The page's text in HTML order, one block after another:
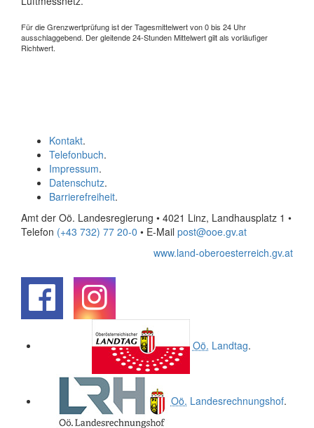
Für die Grenzwertprüfung ist der Tagesmittelwert von 0 bis 24 Uhr
ausschlaggebend. Der gleitende 24-Stunden Mittelwert gilt als vorläufiger
Richtwert.
Kontakt.
Telefonbuch.
Impressum.
Datenschutz.
Barrierefreiheit.
Amt der Oö. Landesregierung • 4021 Linz, Landhausplatz 1 •
Telefon (+43 732) 77 20-0 • E-Mail post@ooe.gv.at
www.land-oberoesterreich.gv.at
Oö. Landtag.
Oö. Landesrechnungshof.